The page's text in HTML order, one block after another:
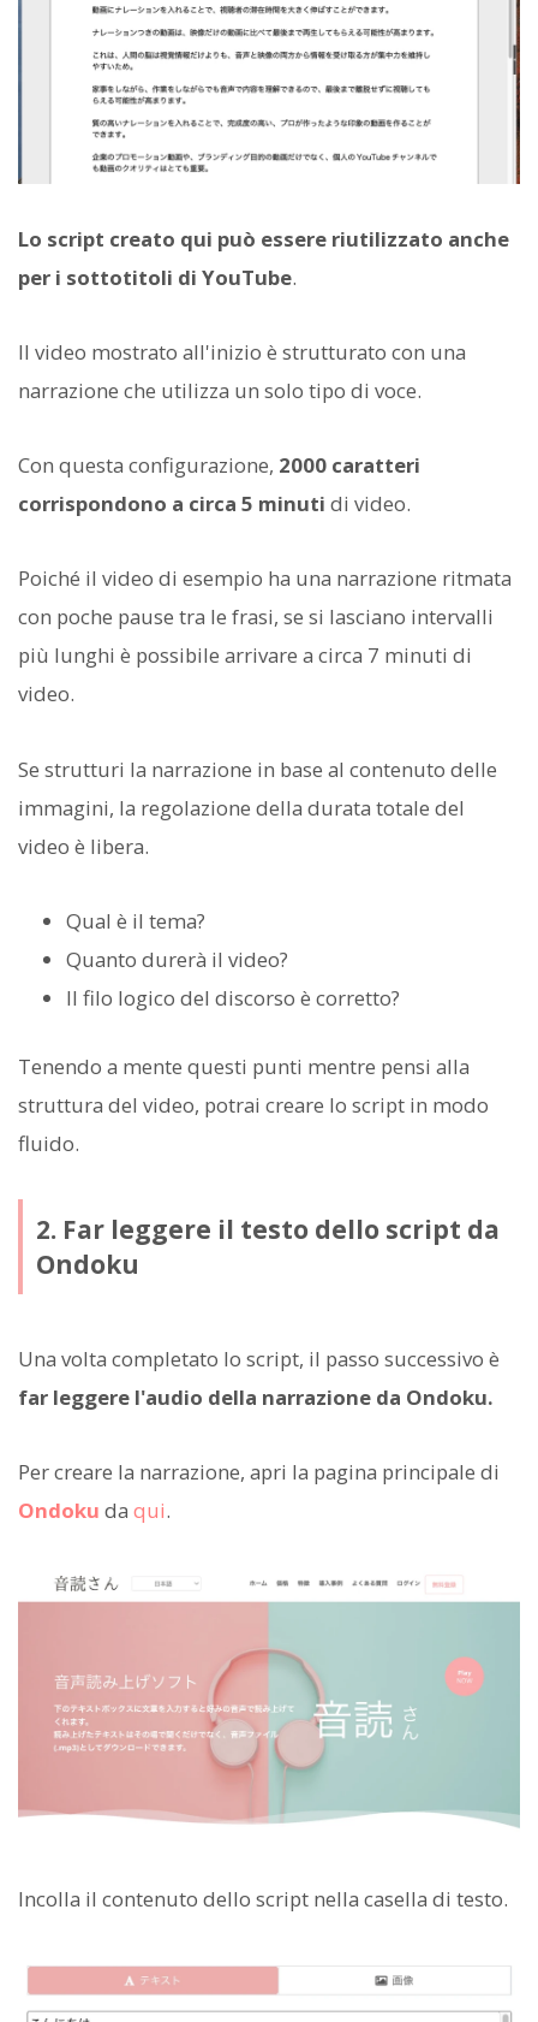
Lo script creato qui può essere riutilizzato anche
per i sottotitoli di YouTube.
Il video mostrato all'inizio è strutturato con una
narrazione che utilizza un solo tipo di voce.
Con questa configurazione, 2000 caratteri
corrispondono a circa 5 minuti di video.
Poiché il video di esempio ha una narrazione ritmata
con poche pause tra le frasi, se si lasciano intervalli
più lunghi è possibile arrivare a circa 7 minuti di
video.
Se strutturi la narrazione in base al contenuto delle
immagini, la regolazione della durata totale del
video è libera.
Qual è il tema?
Quanto durerà il video?
Il filo logico del discorso è corretto?
Tenendo a mente questi punti mentre pensi alla
struttura del video, potrai creare lo script in modo
fluido.
2. Far leggere il testo dello script da
Ondoku
Una volta completato lo script, il passo successivo è
far leggere l'audio della narrazione da Ondoku.
Per creare la narrazione, apri la pagina principale di
Ondoku da qui.
Incolla il contenuto dello script nella casella di testo.